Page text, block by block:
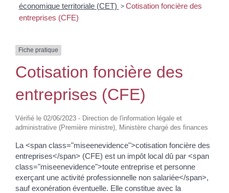
économique territoriale (CET) > Cotisation foncière des
entreprises (CFE)
Fiche pratique
Cotisation foncière des
entreprises (CFE)
Vérifié le 02/06/2023 - Direction de l'information légale et
administrative (Première ministre), Ministère chargé des finances
La <span class="miseenevidence">cotisation foncière des
entreprises</span> (CFE) est un impôt local dû par <span
class="miseenevidence">toute entreprise et personne
exerçant une activité professionnelle non salariée</span>,
sauf exonération éventuelle. Elle constitue avec la